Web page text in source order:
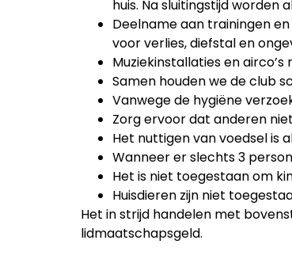
huis. Na sluitingstijd worden
Deelname aan trainingen
voor verlies, diefstal en
Muziekinstallaties en
Samen houden we de club
Vanwege de hygiëne
Zorg ervoor dat anderen
Het nuttigen van voedsel is
Wanneer er slechts 3
Het is niet toegestaan om
Huisdieren zijn niet
Het in strijd handelen met
lidmaatschapsgeld.